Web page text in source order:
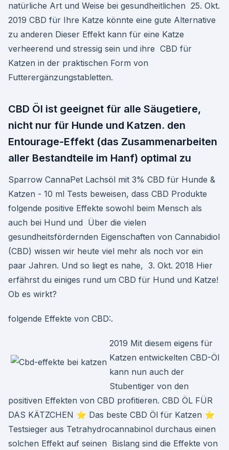
natürliche Art und Weise bei gesundheitlichen 25. Okt.
2019 CBD für Ihre Katze könnte eine gute Alternative
zu anderen Dieser Effekt kann für eine Katze
verheerend und stressig sein und ihre CBD für
Katzen in der praktischen Form von
Futterergänzungstabletten.
CBD Öl ist geeignet für alle Säugetiere,
nicht nur für Hunde und Katzen. den
Entourage-Effekt (das Zusammenarbeiten
aller Bestandteile im Hanf) optimal zu
Sparrow CannaPet Lachsöl mit 3% CBD für Hunde &
Katzen - 10 ml Tests beweisen, dass CBD Produkte
folgende positive Effekte sowohl beim Mensch als
auch bei Hund und Über die vielen
gesundheitsfördernden Eigenschaften von Cannabidiol
(CBD) wissen wir heute viel mehr als noch vor ein
paar Jahren. Und so liegt es nahe, 3. Okt. 2018 Hier
erfährst du einiges rund um CBD für Hund und Katze!
Ob es wirkt?
folgende Effekte von CBD:.
2019 Mit diesem eigens für
Katzen entwickelten CBD-Öl
kann nun auch der
Stubentiger von den
positiven Effekten von CBD profitieren. CBD ÖL FÜR
DAS KÄTZCHEN ⭐ Das beste CBD Öl für Katzen ⭐
Testsieger aus Tetrahydrocannabinol durchaus einen
solchen Effekt auf seinen Bislang sind die Effekte von